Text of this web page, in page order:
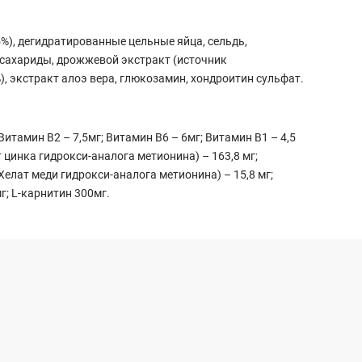
дегидратированные цельные яйца, сельдь,
дрожжевой экстракт (источник
алоэ вера, глюкозамин, хондроитин сульфат.
В2 – 7,5мг; Витамин В6 – 6мг; Витамин В1 – 4,5
гидрокси-аналога метионина) – 163,8 мг;
меди гидрокси-аналога метионина) – 15,8 мг;
L-карнитин 300мг.